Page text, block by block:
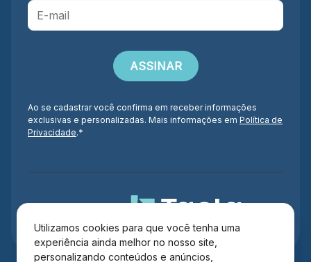
Utilizamos cookies para que você tenha uma
experiência ainda melhor no nosso site,
personalizando conteúdos e anúncios,
Ao se cadastrar você confirma em receber informações
exclusivas e personalizadas. Mais informações em Política de
Privacidade.*